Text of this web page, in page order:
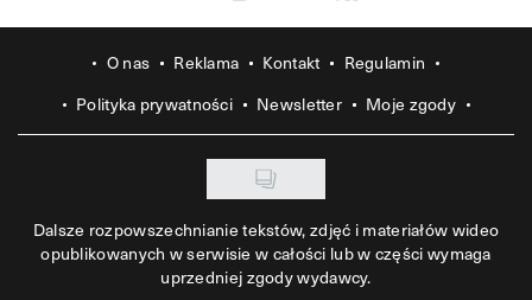
O nas Reklama Kontakt
Regulamin
Polityka prywatności
Newsletter Moje zgody
Dalsze rozpowszechnianie tekstów, zdjęć i materiałów wideo
opublikowanych w serwisie w całości lub w części wymaga
uprzedniej zgody wydawcy.